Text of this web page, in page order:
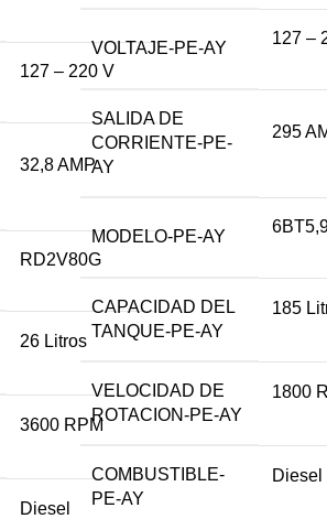
127 – 220 V
32,8 AMP
RD2V80G
26 Litros
3600 RPM
Diesel
VOLTAJE-PE-AY
127 –
SALIDA DE
CORRIENTE-PE-
AY
295
MODELO-PE-AY
CAPACIDAD DEL
TANQUE-PE-AY
185
VELOCIDAD DE
ROTACION-PE-AY
1800
COMBUSTIBLE-
PE-AY
Diesel